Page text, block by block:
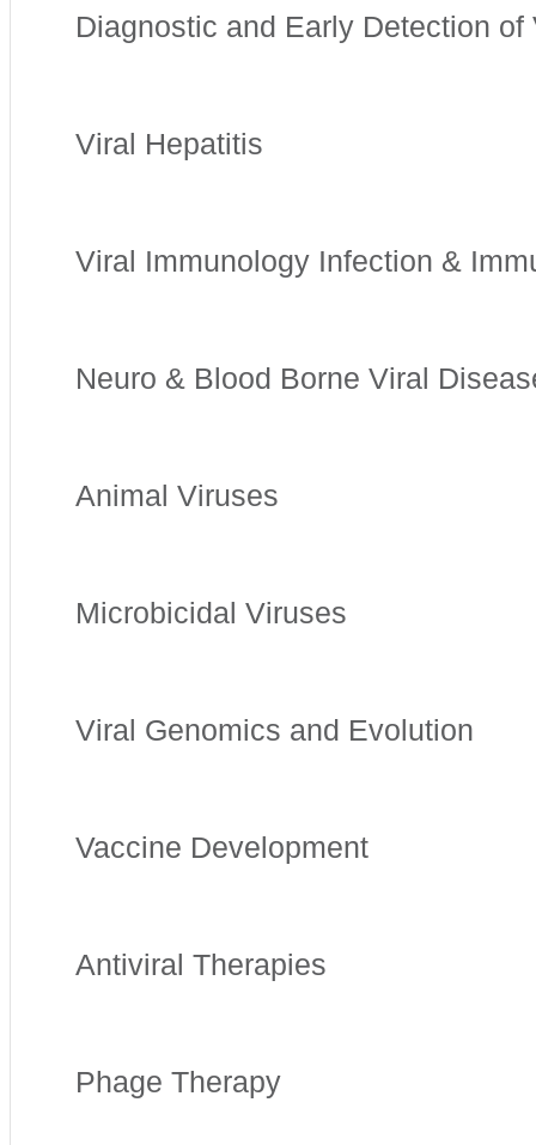
Diagnostic and Early Detection
Viral Hepatitis
Viral Immunology Infection &
Neuro & Blood Borne Viral
Animal Viruses
Microbicidal Viruses
Viral Genomics and Evolution
Vaccine Development
Antiviral Therapies
Phage Therapy